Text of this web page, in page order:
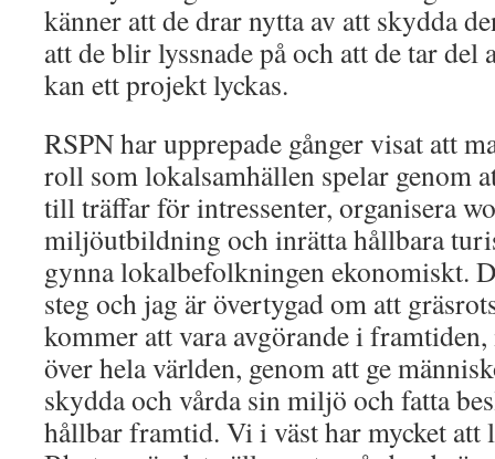
känner att de drar nytta av att skydda
att de blir lyssnade på och att de tar del
kan ett projekt lyckas.
RSPN har upprepade gånger visat att
roll som lokalsamhällen spelar genom
till träffar för intressenter, organisera
miljöutbildning och inrätta hållbara
gynna lokalbefolkningen ekonomiskt.
steg och jag är övertygad om att
kommer att vara avgörande i
över hela världen, genom att ge
skydda och vårda sin miljö och fatta
hållbar framtid. Vi i väst har mycket att